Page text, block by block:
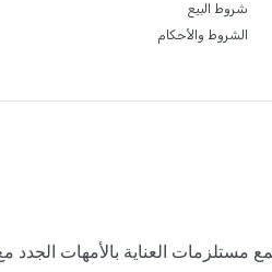
شروط البيع
الشروط والأحكام
مستلزمات العناية بالأمهات الجدد